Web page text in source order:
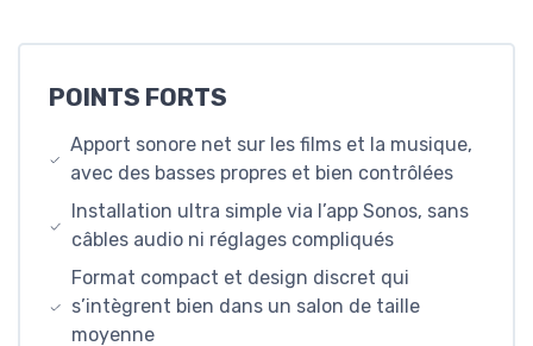
POINTS FORTS
Apport sonore net sur les films et la musique,
avec des basses propres et bien contrôlées
Installation ultra simple via l’app Sonos, sans
câbles audio ni réglages compliqués
Format compact et design discret qui
s’intègrent bien dans un salon de taille
moyenne